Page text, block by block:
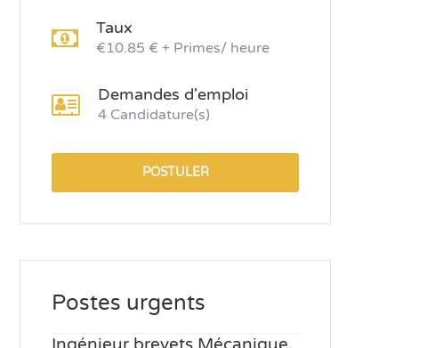
Taux
€10.85 € + Primes/ heure
Demandes d'emploi
4 Candidature(s)
POSTULER
Postes urgents